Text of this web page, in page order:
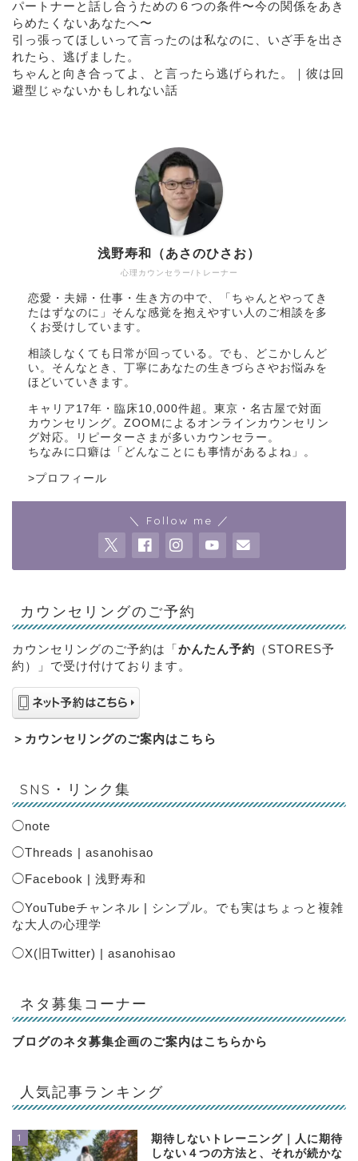
パートナーと話し合うための６つの条件〜今の関係をあき
らめたくないあなたへ〜
引っ張ってほしいって言ったのは私なのに、いざ手を出さ
れたら、逃げました。
ちゃんと向き合ってよ、と言ったら逃げられた。｜彼は回
避型じゃないかもしれない話
心理カウンセラー/トレーナー
浅野寿和（あさのひさお）
恋愛・夫婦・仕事・生き方の中で、「ちゃんとやってき
たはずなのに」そんな感覚を抱えやすい人のご相談を多
くお受けしています。
相談しなくても日常が回っている。でも、どこかしんど
い。そんなとき、丁寧にあなたの生きづらさやお悩みを
ほどいていきます。
キャリア17年・臨床10,000件超。東京・名古屋で対面
カウンセリング。ZOOMによるオンラインカウンセリン
グ対応。リピーターさまが多いカウンセラー。
ちなみに口癖は「どんなことにも事情があるよね」。
>プロフィール
＼ Follow me ／
カウンセリングのご予約
カウンセリングのご予約は「かんたん予約 （STORES予
約）」で受け付けております。
＞ カウンセリングのご案内はこちら
SNS・リンク集
◯note
◯Threads | asanohisao
◯Facebook | 浅野寿和
◯YouTubeチャンネル | シンプル。でも実はちょっと複雑
な大人の心理学
◯X(旧Twitter) | asanohisao
ネタ募集コーナー
ブログのネタ募集企画のご案内はこちらから
人気記事ランキング
1
期待しないトレーニング｜人に期待
しない４つの方法と、それが続かな